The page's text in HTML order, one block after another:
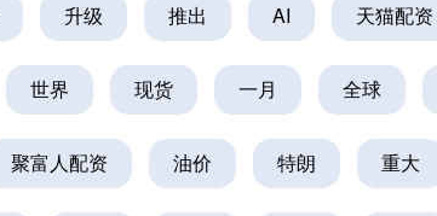
升级 推出 AI 天猫配资
世界 现货 一月 全球
聚富人配资 油价 特朗 重大